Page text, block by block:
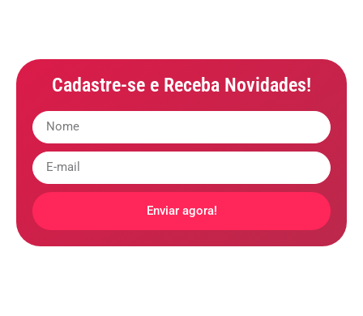
Cadastre-se e Receba Novidades!
Enviar agora!